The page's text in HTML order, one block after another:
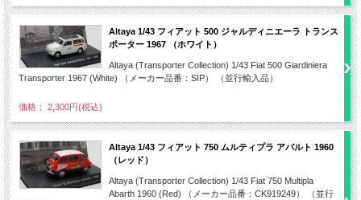
Altaya 1/43 フィアット 500 ジャルディニエーラ トランス
ポーター 1967 （ホワイト）
Altaya (Transporter Collection) 1/43 Fiat 500 Giardiniera
Transporter 1967 (White) （メーカー品番：SIP） （並行輸入品）
価格： 2,300円(税込)
Altaya 1/43 フィアット 750 ムルティプラ アバルト 1960
（レッド）
Altaya (Transporter Collection) 1/43 Fiat 750 Multipla
Abarth 1960 (Red) （メーカー品番：CK919249） （並行